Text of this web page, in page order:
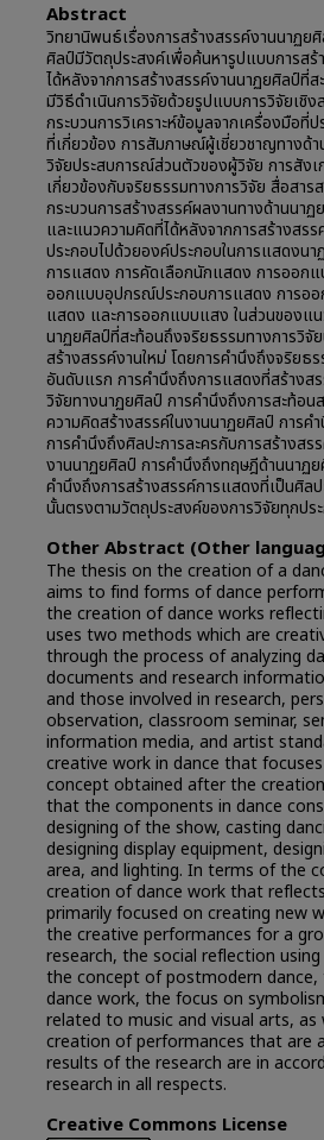
Abstract
วิทยานิพนธ์เรื่องการสร้างสรรค์งานนาฏย
ศิลป์มีวัตถุประสงค์เพื่อค้นหารูปแบบการส
ได้หลังจากการสร้างสรรค์งานนาฏยศิลป์ที่
มีวิธีดำเนินการวิจัยด้วยรูปแบบการวิจัยเชิ
กระบวนการวิเคราะห์ข้อมูลจากเครื่องมือที่
ที่เกี่ยวข้อง การสัมภาษณ์ผู้เชี่ยวชาญทางด้
วิจัยประสบการณ์ส่วนตัวของผู้วิจัย การสัง
เกี่ยวข้องกับจริยธรรมทางการวิจัย สื่อสา
กระบวนการสร้างสรรค์ผลงานทางด้านน
และแนวความคิดที่ได้หลังจากการสร้างส
ประกอบไปด้วยองค์ประกอบในการแสดงน
การแสดง การคัดเลือกนักแสดง การออก
ออกแบบอุปกรณ์ประกอบการแสดง การอ
แสดง และการออกแบบแสง ในส่วนของแ
นาฏยศิลป์ที่สะท้อนถึงจริยธรรมทางการวิจั
สร้างสรรค์งานใหม่ โดยการคำนึงถึงจริยธ
อันดับแรก การคำนึงถึงการแสดงที่สร้างส
วิจัยทางนาฏยศิลป์ การคำนึงถึงการสะท้อ
ความคิดสร้างสรรค์ในงานนาฏยศิลป์ การ
การคำนึงถึงศิลปะการละครกับการสร้าง
งานนาฏยศิลป์ การคำนึงถึงทฤษฎีด้านนาฏ
คำนึงถึงการสร้างสรรค์การแสดงที่เป็นศิล
นั้นตรงตามวัตถุประสงค์ของการวิจัยทุกปร
Other Abstract (Other
The thesis on the creation of a
aims to find forms of dance
the creation of dance works
uses two methods which are
through the process of analyzing
documents and research
and those involved in research,
observation, classroom seminar,
information media, and artist
creative work in dance that
concept obtained after the
that the components in dance
designing of the show, casting
designing display equipment,
area, and lighting. In terms of the
creation of dance work that
primarily focused on creating new
the creative performances for a
research, the social reflection
the concept of postmodern
dance work, the focus on
related to music and visual arts,
creation of performances that are
results of the research are in
research in all respects.
Creative Commons License